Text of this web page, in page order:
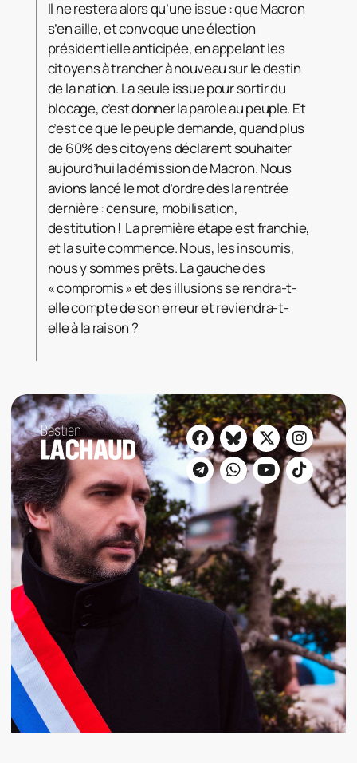
Il ne restera alors qu’une issue : que Macron
s’en aille, et convoque une élection
présidentielle anticipée, en appelant les
citoyens à trancher à nouveau sur le destin
de la nation. La seule issue pour sortir du
blocage, c’est donner la parole au peuple. Et
c’est ce que le peuple demande, quand plus
de 60% des citoyens déclarent souhaiter
aujourd’hui la démission de Macron. Nous
avions lancé le mot d’ordre dès la rentrée
dernière : censure, mobilisation,
destitution ! La première étape est franchie,
et la suite commence. Nous, les insoumis,
nous y sommes prêts. La gauche des
« compromis » et des illusions se rendra-t-
elle compte de son erreur et reviendra-t-
elle à la raison ?